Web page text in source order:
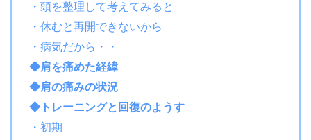
・頭を整理して考えてみると
・休むと再開できないから
・病気だから・・
◆肩を痛めた経緯
◆肩の痛みの状況
◆トレーニングと回復のようす
・初期